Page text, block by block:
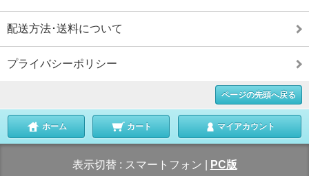
配送方法･送料について
プライバシーポリシー
ページの先頭へ戻る
ホーム カート マイアカウント
表示切替 : スマートフォン PC版